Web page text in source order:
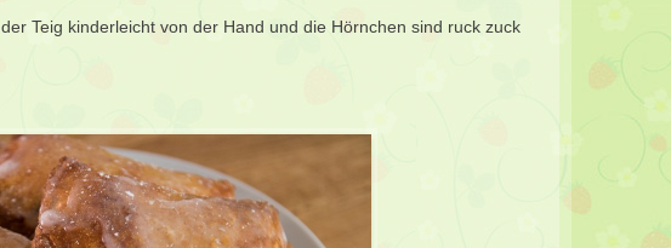
Teig kinderleicht von der Hand und die Hörnchen sind ruck zuck